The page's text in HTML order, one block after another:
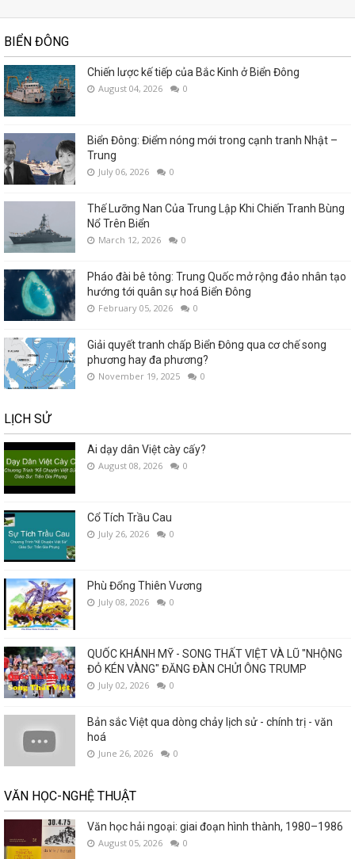
BIỂN ĐÔNG
Chiến lược kế tiếp của Bắc Kinh ở Biển Đông
August 04, 2026 0
Biển Đông: Điểm nóng mới trong cạnh tranh Nhật –
Trung
July 06, 2026 0
Thế Lưỡng Nan Của Trung Lập Khi Chiến Tranh Bùng
Nổ Trên Biển
March 12, 2026 0
Pháo đài bê tông: Trung Quốc mở rộng đảo nhân tạo
hướng tới quân sự hoá Biển Đông
February 05, 2026 0
Giải quyết tranh chấp Biển Đông qua cơ chế song
phương hay đa phương?
November 19, 2025 0
LỊCH SỬ
Ai dạy dân Việt cày cấy?
August 08, 2026 0
Cổ Tích Trầu Cau
July 26, 2026 0
Phù Đổng Thiên Vương
July 08, 2026 0
QUỐC KHÁNH MỸ - SONG THẤT VIỆT VÀ LŨ "NHỘNG
ĐỎ KÉN VÀNG" ĐĂNG ĐÀN CHỬI ÔNG TRUMP
July 02, 2026 0
Bản sắc Việt qua dòng chảy lịch sử - chính trị - văn
hoá
June 26, 2026 0
VĂN HỌC-NGHỆ THUẬT
Văn học hải ngoại: giai đoạn hình thành, 1980–1986
August 05, 2026 0